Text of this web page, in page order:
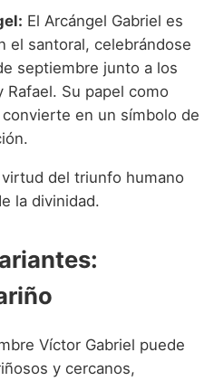
El Arcángel Gabriel es
el santoral, celebrándose
septiembre junto a los
Rafael. Su papel como
en un símbolo de
del triunfo humano
la divinidad.
Víctor Gabriel puede
y cercanos,